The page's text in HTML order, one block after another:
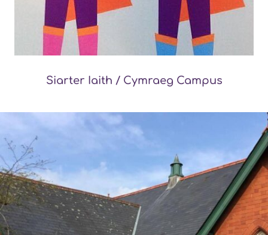
Siarter Iaith / Cymraeg Campus